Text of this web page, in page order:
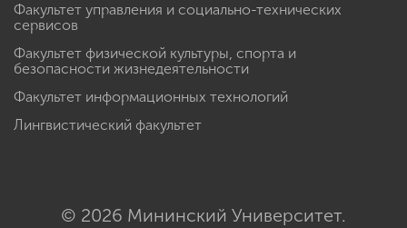
Факультет управления и социально-технических
сервисов
Факультет физической культуры, спорта и
безопасности жизнедеятельности
Факультет информационных технологий
Лингвистический факультет
© 2026 Мининский Университет.